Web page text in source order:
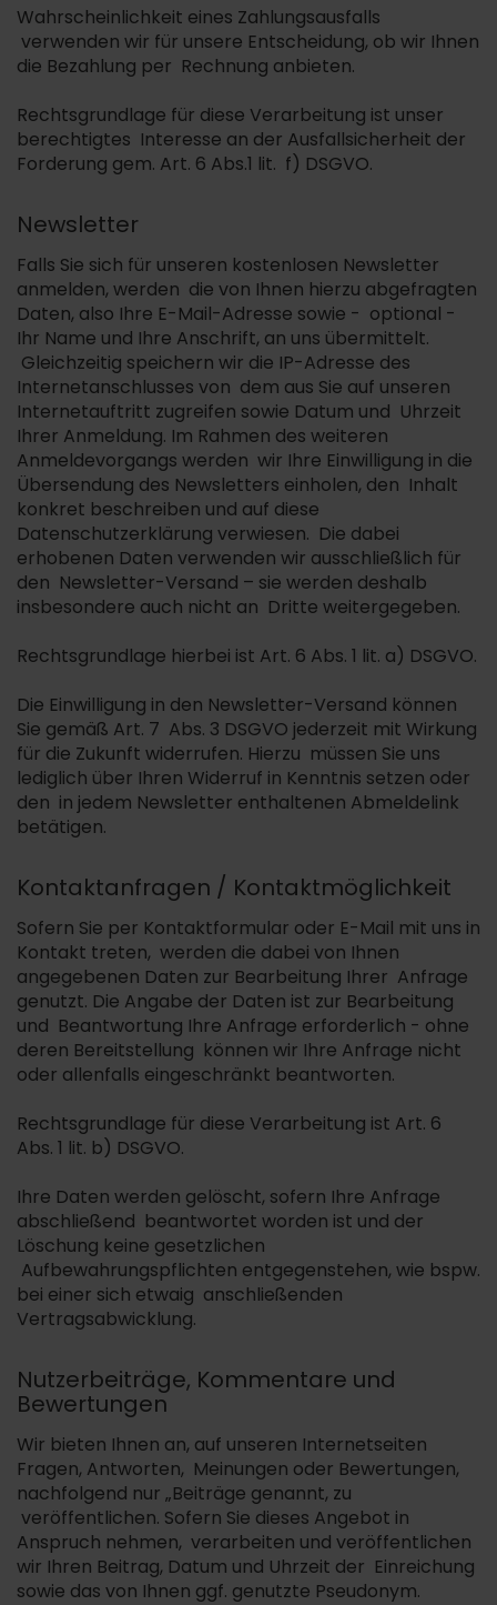
Wahrscheinlichkeit eines Zahlungsausfalls
verwenden wir für unsere Entscheidung, ob wir Ihnen
die Bezahlung per Rechnung anbieten.
Rechtsgrundlage für diese Verarbeitung ist unser
berechtigtes Interesse an der Ausfallsicherheit der
Forderung gem. Art. 6 Abs.1 lit. f) DSGVO.
Newsletter
Falls Sie sich für unseren kostenlosen Newsletter
anmelden, werden die von Ihnen hierzu abgefragten
Daten, also Ihre E-Mail-Adresse sowie - optional -
Ihr Name und Ihre Anschrift, an uns übermittelt.
Gleichzeitig speichern wir die IP-Adresse des
Internetanschlusses von dem aus Sie auf unseren
Internetauftritt zugreifen sowie Datum und Uhrzeit
Ihrer Anmeldung. Im Rahmen des weiteren
Anmeldevorgangs werden wir Ihre Einwilligung in die
Übersendung des Newsletters einholen, den Inhalt
konkret beschreiben und auf diese
Datenschutzerklärung verwiesen. Die dabei
erhobenen Daten verwenden wir ausschließlich für
den Newsletter-Versand – sie werden deshalb
insbesondere auch nicht an Dritte weitergegeben.
Rechtsgrundlage hierbei ist Art. 6 Abs. 1 lit. a) DSGVO.
Die Einwilligung in den Newsletter-Versand können
Sie gemäß Art. 7 Abs. 3 DSGVO jederzeit mit Wirkung
für die Zukunft widerrufen. Hierzu müssen Sie uns
lediglich über Ihren Widerruf in Kenntnis setzen oder
den in jedem Newsletter enthaltenen Abmeldelink
betätigen.
Kontaktanfragen / Kontaktmöglichkeit
Sofern Sie per Kontaktformular oder E-Mail mit uns in
Kontakt treten, werden die dabei von Ihnen
angegebenen Daten zur Bearbeitung Ihrer Anfrage
genutzt. Die Angabe der Daten ist zur Bearbeitung
und Beantwortung Ihre Anfrage erforderlich - ohne
deren Bereitstellung können wir Ihre Anfrage nicht
oder allenfalls eingeschränkt beantworten.
Rechtsgrundlage für diese Verarbeitung ist Art. 6
Abs. 1 lit. b) DSGVO.
Ihre Daten werden gelöscht, sofern Ihre Anfrage
abschließend beantwortet worden ist und der
Löschung keine gesetzlichen
Aufbewahrungspflichten entgegenstehen, wie bspw.
bei einer sich etwaig anschließenden
Vertragsabwicklung.
Nutzerbeiträge, Kommentare und
Bewertungen
Wir bieten Ihnen an, auf unseren Internetseiten
Fragen, Antworten, Meinungen oder Bewertungen,
nachfolgend nur „Beiträge genannt, zu
veröffentlichen. Sofern Sie dieses Angebot in
Anspruch nehmen, verarbeiten und veröffentlichen
wir Ihren Beitrag, Datum und Uhrzeit der Einreichung
sowie das von Ihnen ggf. genutzte Pseudonym.